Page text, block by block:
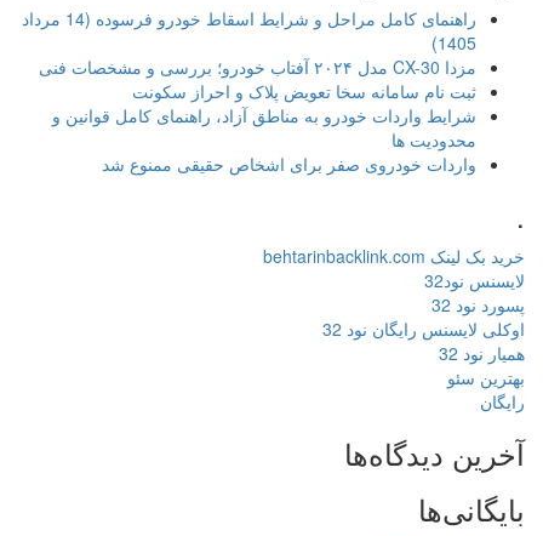
راهنمای کامل مراحل و شرایط اسقاط خودرو فرسوده (14 مرداد
1405)
مزدا CX-30 مدل ۲۰۲۴ آفتاب خودرو؛ بررسی و مشخصات فنی
ثبت نام سامانه سخا تعویض پلاک و احراز سکونت
شرایط واردات خودرو به مناطق آزاد، راهنمای کامل قوانین و
محدودیت ها
واردات خودروی صفر برای اشخاص حقیقی ممنوع شد
خرید بک لینک behtarinbacklink.com
لایسنس نود32
پسورد نود 32
اوکلی لایسنس رایگان نود 32
همیار نود 32
بهترین سئو
رایگان
آخرین دیدگاه‌ها
بایگانی‌ها